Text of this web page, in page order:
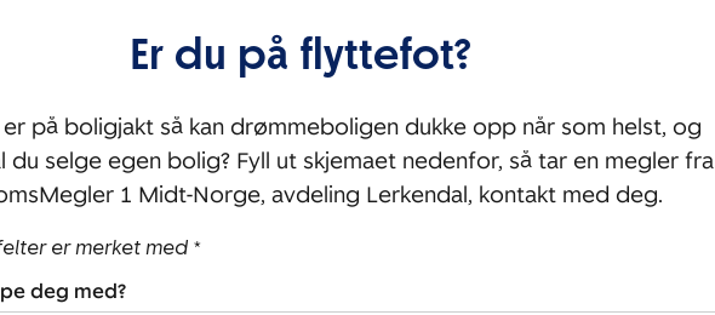
Er du på flyttefot?
er på boligjakt så kan drømmeboligen dukke opp når som helst, og
du selge egen bolig? Fyll ut skjemaet nedenfor, så tar en megler fra
1 Midt-Norge, avdeling Lerkendal, kontakt med deg.
er merket med *
deg med?